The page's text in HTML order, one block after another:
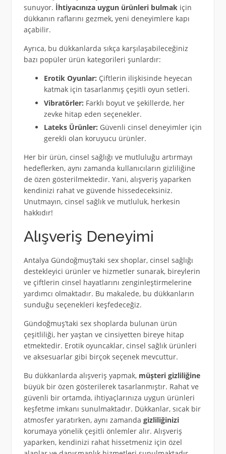
sunuyor. İhtiyacınıza uygun ürünleri bulmakiçin
dükkanın raflarını gezmek, yeni deneyimlere kapı
açabilir.
Ayrıca, bu dükkanlarda sıkça karşılaşabileceğiniz
bazı popüler ürün kategorileri şunlardır:
Erotik Oyunlar: Çiftlerin ilişkisinde heyecan
katmak için tasarlanmış çeşitli oyun setleri.
Vibratörler: Farklı boyut ve şekillerde, her
zevke hitap eden seçenekler.
Lateks Ürünler: Güvenli cinsel deneyimler için
gerekli olan koruyucu ürünler.
Her bir ürün, cinsel sağlığı ve mutluluğu artırmayı
hedeflerken, aynı zamanda kullanıcıların gizliliğine
de özen gösterilmektedir. Yani, alışveriş yaparken
kendinizi rahat ve güvende hissedeceksiniz.
Unutmayın, cinsel sağlık ve mutluluk, herkesin
hakkıdır!
Alışveriş Deneyimi
Antalya Gündoğmuş’taki sex shoplar, cinsel sağlığı
destekleyici ürünler ve hizmetler sunarak, bireylerin
ve çiftlerin cinsel hayatlarını zenginleştirmelerine
yardımcı olmaktadır. Bu makalede, bu dükkanların
sunduğu seçenekleri keşfedeceğiz.
Gündoğmuş’taki sex shoplarda bulunan ürün
çeşitliliği, her yaştan ve cinsiyetten bireye hitap
etmektedir. Erotik oyuncaklar, cinsel sağlık ürünleri
ve aksesuarlar gibi birçok seçenek mevcuttur.
Bu dükkanlarda alışveriş yapmak, müşteri gizliliğine
büyük bir özen gösterilerek tasarlanmıştır. Rahat ve
güvenli bir ortamda, ihtiyaçlarınıza uygun ürünleri
keşfetme imkanı sunulmaktadır. Dükkanlar, sıcak bir
atmosfer yaratırken, aynı zamanda gizliliğinizi
korumaya yönelik çeşitli önlemler alır. Alışveriş
yaparken, kendinizi rahat hissetmeniz için özel